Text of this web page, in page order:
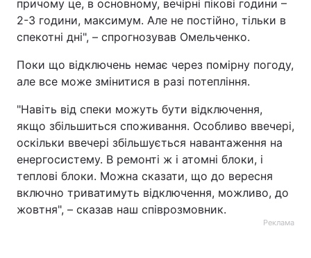
причому це, в основному, вечірні пікові години –
2-3 години, максимум. Але не постійно, тільки в
спекотні дні", – спрогнозував Омельченко.
Поки що відключень немає через помірну погоду,
але все може змінитися в разі потепління.
"Навіть від спеки можуть бути відключення,
якщо збільшиться споживання. Особливо ввечері,
оскільки ввечері збільшується навантаження на
енергосистему. В ремонті ж і атомні блоки, і
теплові блоки. Можна сказати, що до вересня
включно триватимуть відключення, можливо, до
жовтня", – сказав наш співрозмовник.
Реклама